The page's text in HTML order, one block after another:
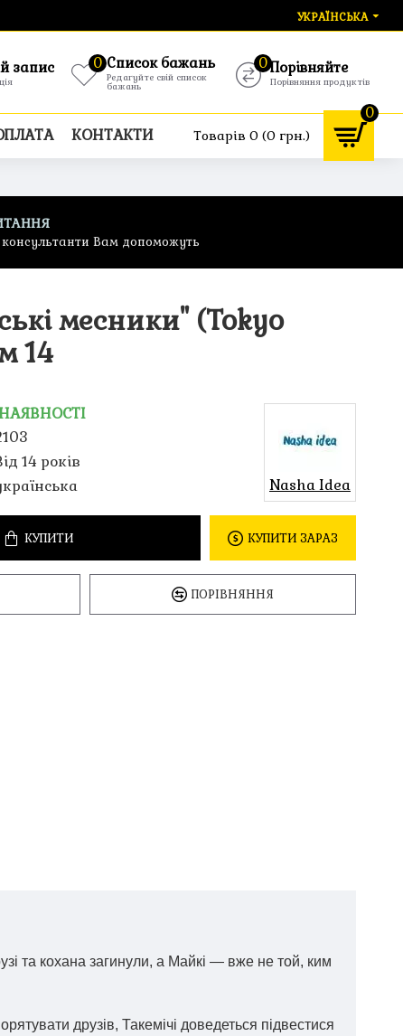
УКРАЇНСЬКА
запис Список бажань
Редагуйте свій список
бажань
0 Порівняйте
Порівняння продуктів
0
КОНТАКТИ Товарів 0 (0 грн.)
0
Вам допоможуть
месники" (Tokyo
14
14 років
Nasha Idea
КУПИТИ КУПИТИ ЗАРАЗ
ПОРІВНЯННЯ
та кохана загинули, а Майкі — вже не той, ким
друзів, Такемічі доведеться підвестися